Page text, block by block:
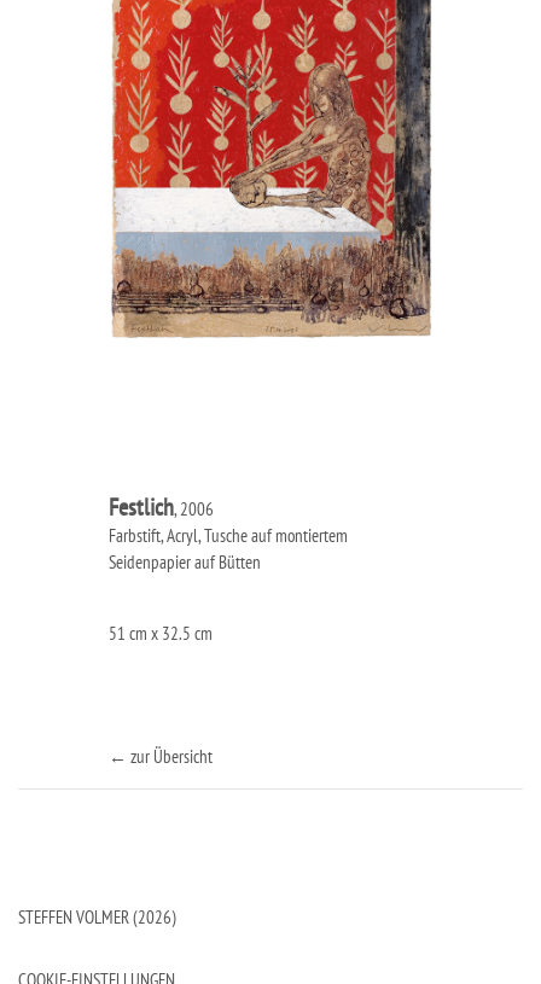
Festlich, 2006
Farbstift, Acryl, Tusche auf montiertem
Seidenpapier auf Bütten
51 cm x 32.5 cm
← zur Übersicht
STEFFEN VOLMER (2026)